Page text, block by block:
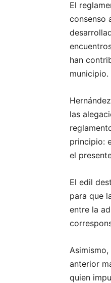
El
consenso
han
municipio.
las
principio:
el
El edil
para que
entre la
anterior
quien